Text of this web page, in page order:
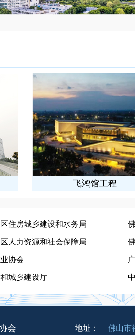
住房城乡建设和水务局
人力资源和社会保障局
协会
城乡建设厅
会 地址： 佛山市